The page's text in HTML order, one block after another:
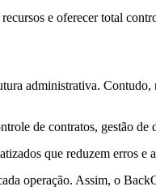
e oferecer total
administrativa.
de contratos, gestão
que reduzem erros e
operação. Assim, o